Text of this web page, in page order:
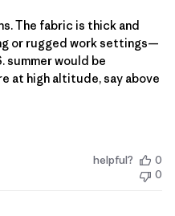
The fabric is thick and
or rugged work settings—
summer would be
at high altitude, say above
helpful?
0
0